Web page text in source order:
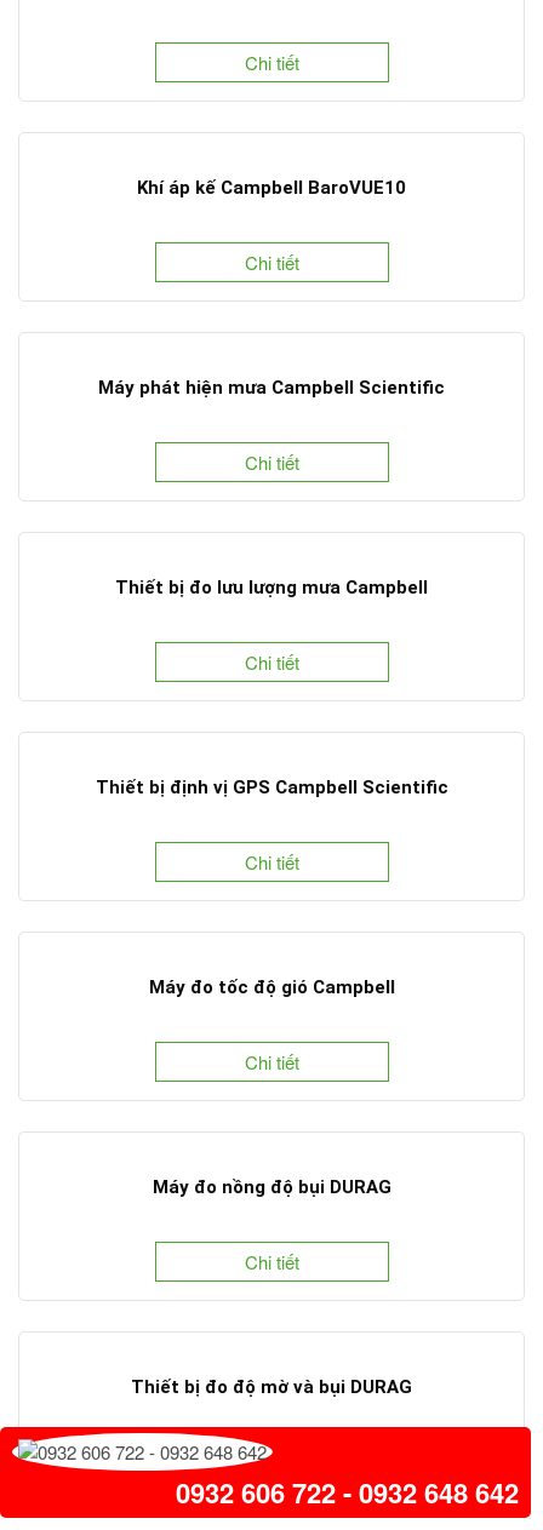
Chi tiết
Khí áp kế Campbell BaroVUE10
Chi tiết
Máy phát hiện mưa Campbell Scientific
Chi tiết
Thiết bị đo lưu lượng mưa Campbell
Chi tiết
Thiết bị định vị GPS Campbell Scientific
Chi tiết
Máy đo tốc độ gió Campbell
Chi tiết
Máy đo nồng độ bụi DURAG
Chi tiết
Thiết bị đo độ mờ và bụi DURAG
Chi tiết
0932 606 722 - 0932 648 642